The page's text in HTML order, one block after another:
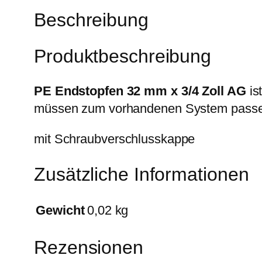
Beschreibung
Produktbeschreibung
PE Endstopfen 32 mm x 3/4 Zoll AG
müssen zum vorhandenen System
mit Schraubverschlusskappe
Zusätzliche Informationen
Gewicht0,02 kg
Rezensionen